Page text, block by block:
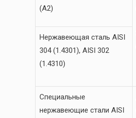
(A2)
Нержавеющая сталь AISI
304 (1.4301), AISI 302
(1.4310)
Специальные
нержавеющие стали AISI